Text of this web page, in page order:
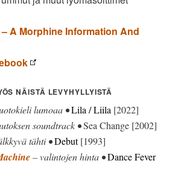
A Morphine Information And
NÄISTÄ LEVYHYLLYISTÄ
lumoaa •Lila / Liila [2022]
soundtrack •Sea Change [2002]
tähti •Debut[1993]
– valintojen hinta •Dance Fever